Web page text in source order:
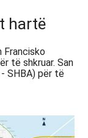
hartë
Francisko
të shkruar. San
SHBA) për të